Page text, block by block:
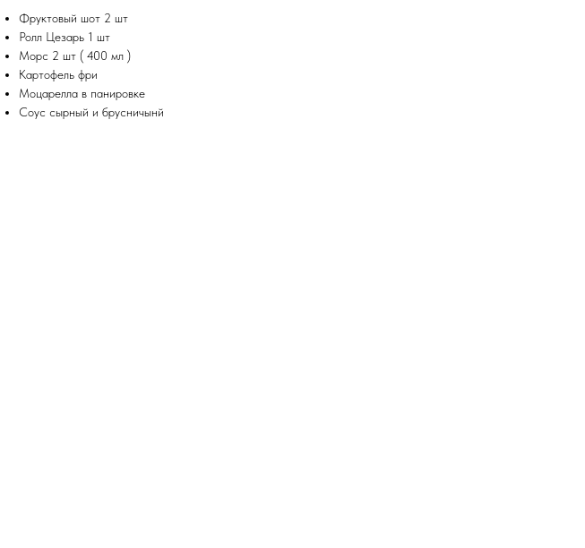
Фруктовый шот 2 шт
Ролл Цезарь 1 шт
Морс 2 шт ( 400 мл )
Картофель фри
Моцарелла в панировке
Соус сырный и брусничынй